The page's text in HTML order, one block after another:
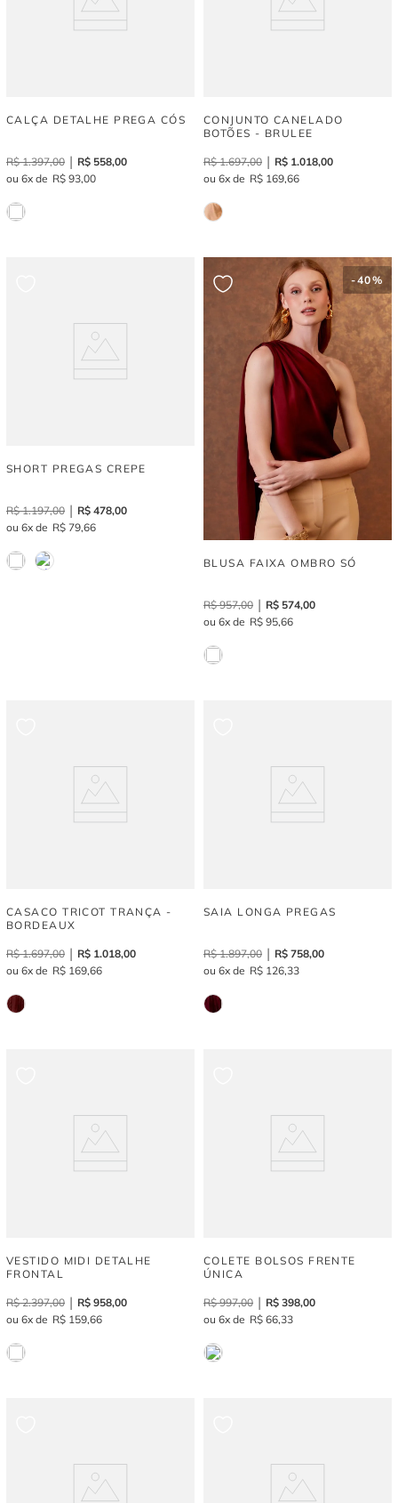
CALÇA DETALHE PREGA CÓS
R$ 1.397,00 R$ 558,00
6
R$ 93,00
CONJUNTO CANELADO
BOTÕES - BRULEE
R$ 1.697,00 R$ 1.018,00
6
R$ 169,66
SHORT PREGAS CREPE
R$ 1.197,00 R$ 478,00
6
R$ 79,66
-40%
BLUSA FAIXA OMBRO SÓ
R$ 957,00 R$ 574,00
6
R$ 95,66
CASACO TRICOT TRANÇA -
BORDEAUX
R$ 1.697,00 R$ 1.018,00
6
R$ 169,66
SAIA LONGA PREGAS
R$ 1.897,00 R$ 758,00
6
R$ 126,33
VESTIDO MIDI DETALHE
FRONTAL
R$ 2.397,00 R$ 958,00
6
R$ 159,66
COLETE BOLSOS FRENTE
ÚNICA
R$ 997,00 R$ 398,00
6
R$ 66,33